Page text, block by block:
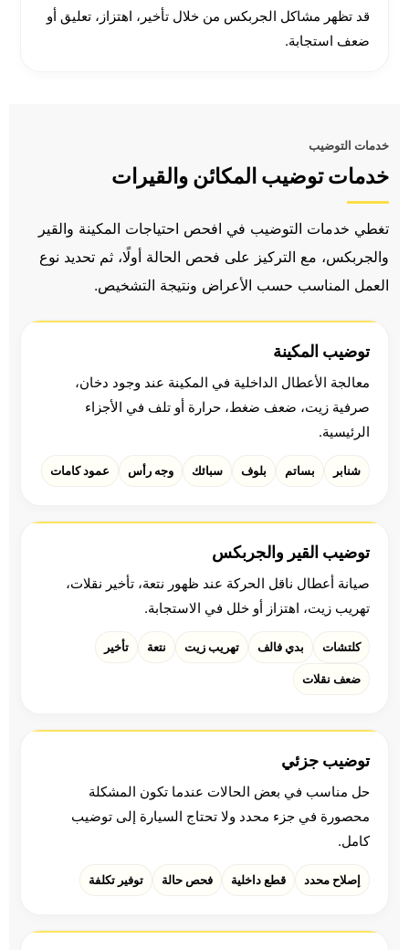
قد تظهر مشاكل الجربكس من خلال تأخير، اهتزاز، تعليق أو
ضعف استجابة.
خدمات التوضيب
خدمات توضيب المكائن والقيرات
تغطي خدمات التوضيب في افحص احتياجات المكينة والقير
والجربكس، مع التركيز على فحص الحالة أولًا، ثم تحديد نوع
العمل المناسب حسب الأعراض ونتيجة التشخيص.
توضيب المكينة
معالجة الأعطال الداخلية في المكينة عند وجود دخان،
صرفية زيت، ضعف ضغط، حرارة أو تلف في الأجزاء
الرئيسية.
شنابر بساتم بلوف سبائك وجه رأس عمود كامات
توضيب القير والجربكس
صيانة أعطال ناقل الحركة عند ظهور نتعة، تأخير نقلات،
تهريب زيت، اهتزاز أو خلل في الاستجابة.
كلتشات بدي فالف تهريب زيت نتعة تأخير
ضعف نقلات
توضيب جزئي
حل مناسب في بعض الحالات عندما تكون المشكلة
محصورة في جزء محدد ولا تحتاج السيارة إلى توضيب
كامل.
إصلاح محدد قطع داخلية فحص حالة توفير تكلفة